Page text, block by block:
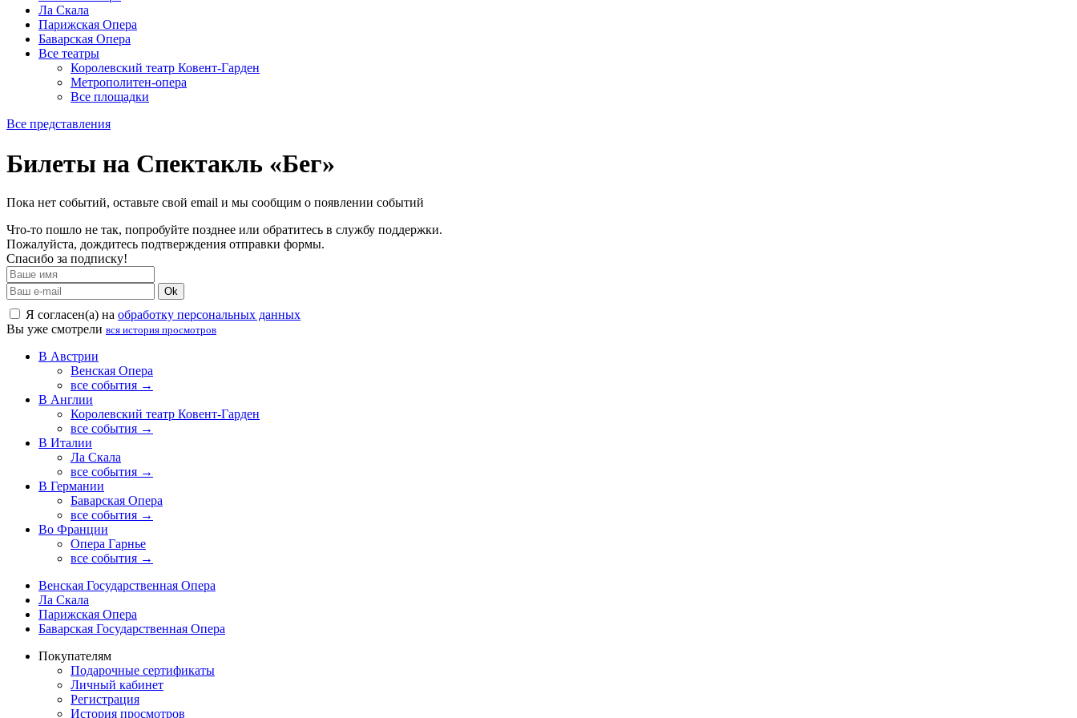
Ла Скала
Парижская Опера
Баварская Опера
Все театры
Королевский театр Ковент-Гарден
Метрополитен-опера
Все площадки
Все представления
Билеты на Спектакль «Бег»
Пока нет событий, оставьте свой email и мы сообщим о появлении событий
Что-то пошло не так, попробуйте позднее или обратитесь в службу поддержки.
Пожалуйста, дождитесь подтверждения отправки формы.
Спасибо за подписку!
Ok
Я согласен(а) на обработку персональных данных
Вы уже смотрели вся история просмотров
В Австрии
Венская Опера
все события →
В Англии
Королевский театр Ковент-Гарден
все события →
В Италии
Ла Скала
все события →
В Германии
Баварская Опера
все события →
Во Франции
Опера Гарнье
все события →
Венская Государственная Опера
Ла Скала
Парижская Опера
Баварская Государственная Опера
Покупателям
Подарочные сертификаты
Личный кабинет
Регистрация
История просмотров